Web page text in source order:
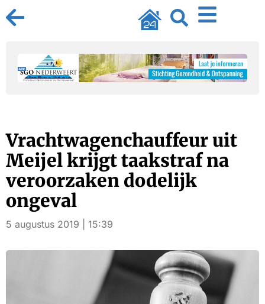
Vrachtwagenchauffeur uit
Meijel krijgt taakstraf na
veroorzaken dodelijk
ongeval
5 augustus 2019 | 15:39